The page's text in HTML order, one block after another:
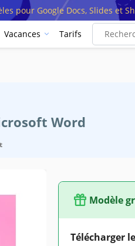
pour Google Docs, Slides et
Vacances Tarifs
Word
Modèle
Télécharger